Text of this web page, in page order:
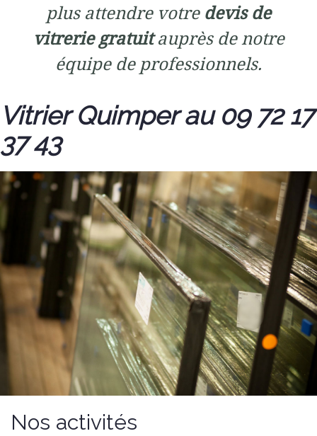
plus attendre votre devis de
vitrerie gratuitauprès de notre
équipe de professionnels.
Vitrier Quimper au 09 72 17
37 43
Nos activités